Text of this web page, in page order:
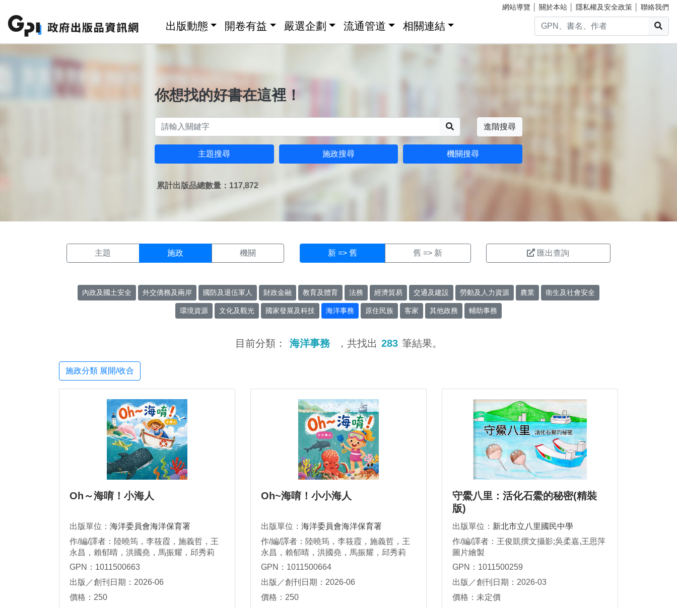
網站導覽 關於本站 隱私權及安全政策 聯絡我們
出版動態 開卷有益 嚴選企劃 流通管道 相關連結
你想找的好書在這裡！
進階搜尋
主題搜尋 施政搜尋 機關搜尋
累計出版品總數量：117,872
主題 施政 機關 新 => 舊 舊 => 新 匯出查詢
內政及國土安全 外交僑務及兩岸 國防及退伍軍人 財政金融 教育及體育 法務 經濟貿易 交通及建設 勞動及人力資源 農業 衛生及社會安全
環境資源 文化及觀光 國家發展及科技 海洋事務 原住民族 客家 其他政務 輔助事務
目前分類： 海洋事務 ，共找出 283 筆結果。
施政分類 展開/收合
Oh～海唷！小海人
出版單位： 海洋委員會海洋保育署
作/編/譯者：陸曉筠，李筱霞，施義哲，王
永昌，賴郁晴，洪國堯，馬振耀，邱秀莉
GPN：1011500663
出版／創刊日期：2026-06
價格：250
Oh~海唷！小小海人
出版單位： 海洋委員會海洋保育署
作/編/譯者：陸曉筠，李筱霞，施義哲，王
永昌，賴郁晴，洪國堯，馬振耀，邱秀莉
GPN：1011500664
出版／創刊日期：2026-06
價格：250
守鱟八里：活化石鱟的秘密(精裝
版)
出版單位： 新北市立八里國民中學
作/編/譯者：王俊凱撰文攝影;吳柔嘉,王思萍
圖片繪製
GPN：1011500259
出版／創刊日期：2026-03
價格：未定價